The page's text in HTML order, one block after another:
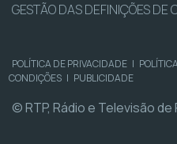
GESTÃO DAS DEFINIÇÕES DE
POLÍTICA DE PRIVACIDADE |
CONDIÇÕES | PUBLICIDADE
© RTP, Rádio e Televisão